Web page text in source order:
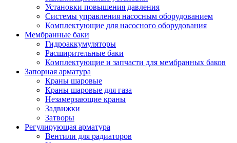
Установки повышения давления
Системы управления насосным оборудованием
Комплектующие для насосного оборудования
Мембранные баки
Гидроаккумуляторы
Расширительные баки
Комплектующие и запчасти для мембранных баков
Запорная арматура
Краны шаровые
Краны шаровые для газа
Незамерзающие краны
Задвижки
Затворы
Регулирующая арматура
Вентили для радиаторов